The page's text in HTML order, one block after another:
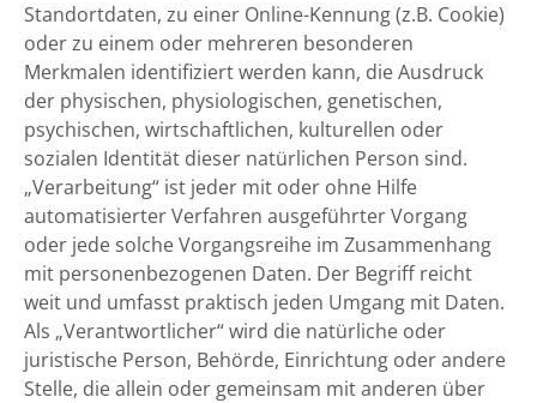
Standortdaten, zu einer Online-Kennung (z.B. Cookie)
oder zu einem oder mehreren besonderen
Merkmalen identifiziert werden kann, die Ausdruck
der physischen, physiologischen, genetischen,
psychischen, wirtschaftlichen, kulturellen oder
sozialen Identität dieser natürlichen Person sind.
„Verarbeitung“ ist jeder mit oder ohne Hilfe
automatisierter Verfahren ausgeführter Vorgang
oder jede solche Vorgangsreihe im Zusammenhang
mit personenbezogenen Daten. Der Begriff reicht
weit und umfasst praktisch jeden Umgang mit Daten.
Als „Verantwortlicher“ wird die natürliche oder
juristische Person, Behörde, Einrichtung oder andere
Stelle, die allein oder gemeinsam mit anderen über